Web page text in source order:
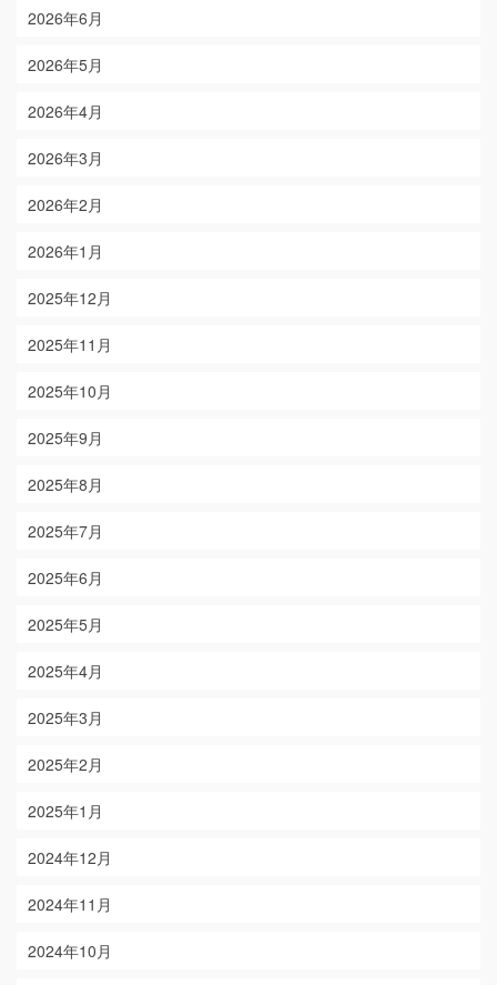
2026年6月
2026年5月
2026年4月
2026年3月
2026年2月
2026年1月
2025年12月
2025年11月
2025年10月
2025年9月
2025年8月
2025年7月
2025年6月
2025年5月
2025年4月
2025年3月
2025年2月
2025年1月
2024年12月
2024年11月
2024年10月